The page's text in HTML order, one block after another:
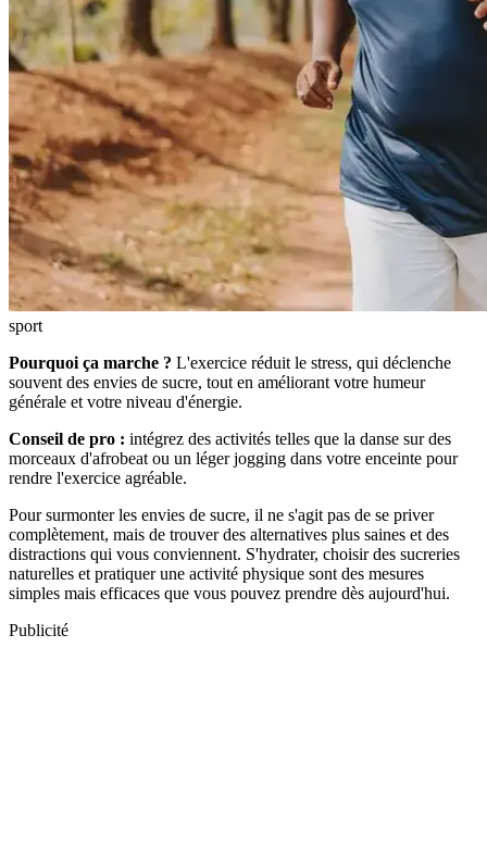
sport
Pourquoi ça marche ? L'exercice réduit le stress, qui déclenche
souvent des envies de sucre, tout en améliorant votre humeur
générale et votre niveau d'énergie.
Conseil de pro : intégrez des activités telles que la danse sur des
morceaux d'afrobeat ou un léger jogging dans votre enceinte pour
rendre l'exercice agréable.
Pour surmonter les envies de sucre, il ne s'agit pas de se priver
complètement, mais de trouver des alternatives plus saines et des
distractions qui vous conviennent. S'hydrater, choisir des sucreries
naturelles et pratiquer une activité physique sont des mesures
simples mais efficaces que vous pouvez prendre dès aujourd'hui.
Publicité